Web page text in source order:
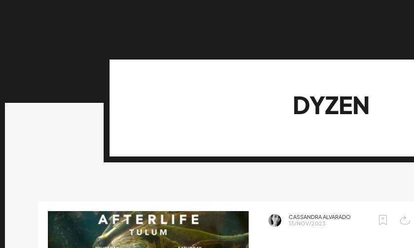
DYZEN
CASSANDRA ALVARADO
13/NOV/2023